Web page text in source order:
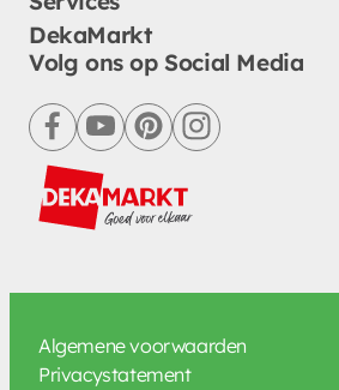
DekaMarkt
Volg ons op Social Media
facebookyoutubepinterestinstagram
Algemene voorwaarden
Privacystatement